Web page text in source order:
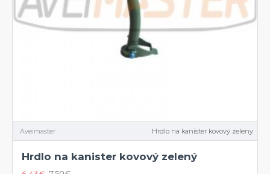
Aveimaster Hrdlo na kanister kovový zeleny
Hrdlo na kanister kovový zelený